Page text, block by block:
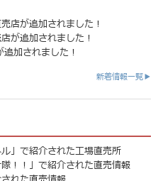
店が追加されました！
が追加されました！
加されました！
新着情報一覧▶
ル」で紹介された工場直売所
隊！！」で紹介された直売情報